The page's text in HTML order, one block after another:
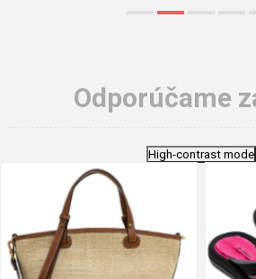
Odporúčame
High-contrast mode